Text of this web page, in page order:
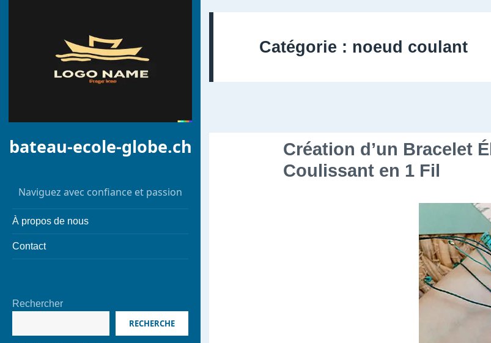
bateau-ecole-globe.ch
Naviguez avec confiance et passion
À propos de nous
Contact
Rechercher
RECHERCHE
Catégorie : noeud coulant
Création d’un Bracelet
Coulissant en 1 Fil